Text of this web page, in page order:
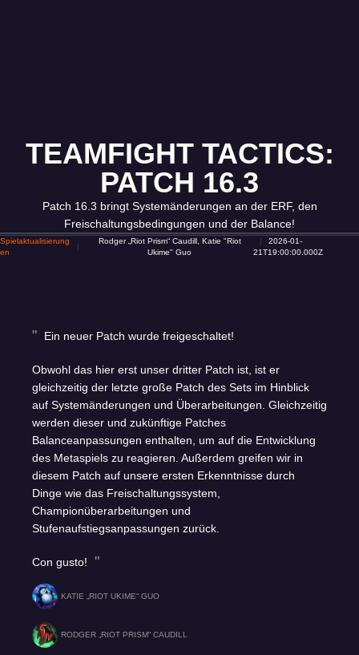
TEAMFIGHT TACTICS:
PATCH 16.3
Patch 16.3 bringt Systemänderungen an der ERF, den
Freischaltungsbedingungen und der Balance!
Spielaktualisierung
en
Rodger „Riot Prism“ Caudill, Katie "Riot
Ukime" Guo
2026-01-
21T19:00:00.000Z
Ein neuer Patch wurde freigeschaltet!
Obwohl das hier erst unser dritter Patch ist, ist er
gleichzeitig der letzte große Patch des Sets im Hinblick
auf Systemänderungen und Überarbeitungen. Gleichzeitig
werden dieser und zukünftige Patches
Balanceanpassungen enthalten, um auf die Entwicklung
des Metaspiels zu reagieren. Außerdem greifen wir in
diesem Patch auf unsere ersten Erkenntnisse durch
Dinge wie das Freischaltungssystem,
Championüberarbeitungen und
Stufenaufstiegsanpassungen zurück.
Con gusto!
KATIE „RIOT UKIME“ GUO
RODGER „RIOT PRISM“ CAUDILL